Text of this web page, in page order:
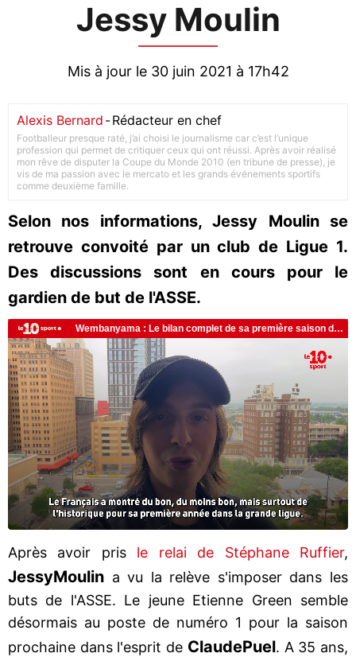
Jessy Moulin
Mis à jour le 30 juin 2021 à 17h42
Alexis Bernard -Rédacteur en chef
Footballeur presque raté, j’ai choisi le journalisme car c’est l’unique
profession qui permet de critiquer ceux qui ont réussi. Après avoir réalisé
mon rêve de disputer la Coupe du Monde 2010 (en tribune de presse), je
vis de ma passion avec le mercato et les grands événements sportifs
comme deuxième famille.
Selon nos informations, Jessy Moulin se
retrouve convoité par un club de Ligue 1.
Des discussions sont en cours pour le
gardien de but de l'ASSE.
Après avoir pris le relai de Stéphane Ruffier,
JessyMoulin a vu la relève s'imposer dans les
buts de l'ASSE. Le jeune Etienne Green semble
désormais au poste de numéro 1 pour la saison
prochaine dans l'esprit de ClaudePuel. A 35 ans,